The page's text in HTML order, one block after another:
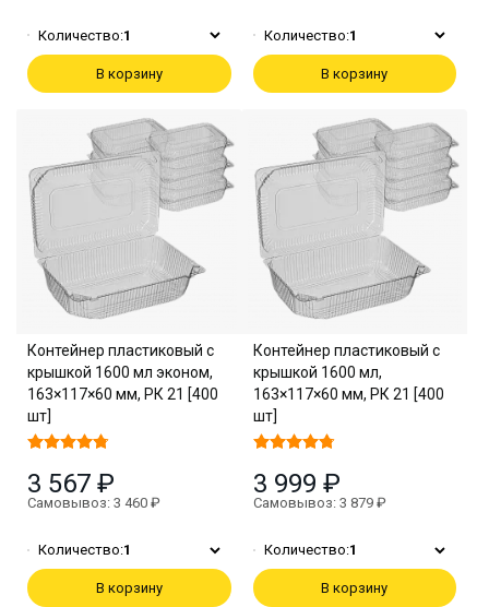
Количество:1
В корзину
Количество:1
В корзину
Контейнер пластиковый с
крышкой 1600 мл эконом,
163×117×60 мм, РК 21 [400
шт]
3 567 ₽
Самовывоз: 3 460 ₽
Количество:1
В корзину
Контейнер пластиковый с
крышкой 1600 мл,
163×117×60 мм, РК 21 [400
шт]
3 999 ₽
Самовывоз: 3 879 ₽
Количество:1
В корзину